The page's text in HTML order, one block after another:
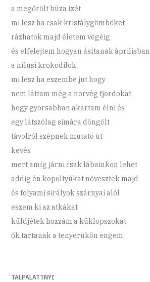
a megőrölt búza ízét
mi lesz ha csak kristálygömböket
rázhatok majd életem végéig
és elfelejtem hogyan ásítanak áprilisban
a nílusi krokodilok
mi lesz ha eszembe jut hogy
nem láttam még a norvég fjordokat
hogy gyorsabban akartam élni és
egy látszólag simára döngölt
távolról szépnek mutató út
kevés
mert amíg járni csak lábainkon lehet
addig én kopoltyúkat növesztek majd
és folyami sirályok szárnyai alól
eszem ki az atkákat
küldjétek hozzám a küklopszokat
ők tartanak a tenyerükön engem
TALPALATTNYI